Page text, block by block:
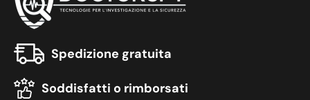
Spedizione gratuita
Soddisfatti o rimborsati